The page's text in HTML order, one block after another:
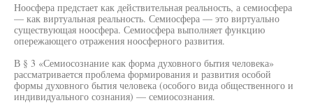
Ноосфера предстает как действительная реальность, а семиосфера
— как виртуальная реальность. Семиосфера — это виртуально
существующая ноосфера. Семиосфера выполняет функцию
опережающего отражения ноосферного развития.
В § 3 «Семиосознание как форма духовного бытия человека»
рассматривается проблема формирования и развития особой
формы духовного бытия человека (особого вида общественного и
индивидуального сознания) — семиосознания.